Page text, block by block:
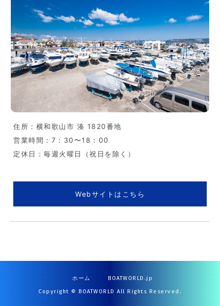
住所：横和歌山市 湊 1820番地
営業時間：7：30〜18：00
定休日：毎週火曜日（祝日を除く）
Webサイトはこちら
ホーム BOATWORLD.jp
Copyright © BOATWORLD All Rights Reserved.